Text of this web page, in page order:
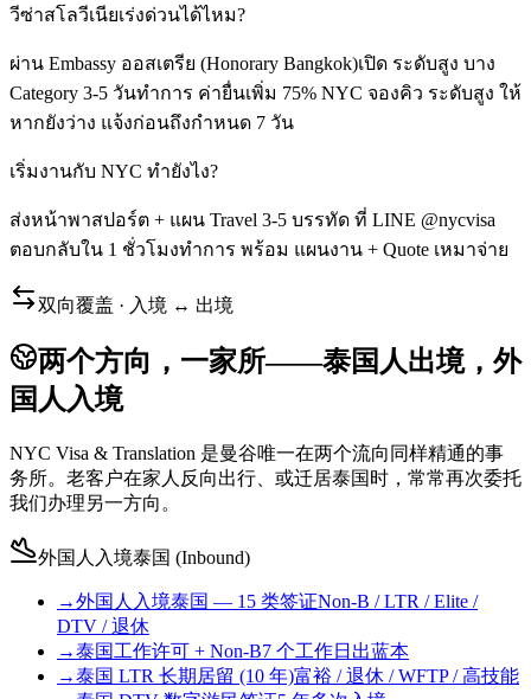
วีซ่าสโลวีเนียเร่งด่วนได้ไหม?
ผ่าน Embassy ออสเตรีย (Honorary Bangkok)เปิด ระดับสูง บาง
Category 3-5 วันทำการ ค่ายื่นเพิ่ม 75% NYC จองคิว ระดับสูง ให้
หากยังว่าง แจ้งก่อนถึงกำหนด 7 วัน
เริ่มงานกับ NYC ทำยังไง?
ส่งหน้าพาสปอร์ต + แผน Travel 3-5 บรรทัด ที่ LINE @nycvisa
ตอบกลับใน 1 ชั่วโมงทำการ พร้อม แผนงาน + Quote เหมาจ่าย
双向覆盖 · 入境 ↔ 出境
两个方向，一家所——泰国人出境，外
国人入境
NYC Visa & Translation 是曼谷唯一在两个流向同样精通的事
务所。老客户在家人反向出行、或迁居泰国时，常常再次委托
我们办理另一方向。
外国人入境泰国 (Inbound)
→外国人入境泰国 — 15 类签证Non-B / LTR / Elite /
DTV / 退休
→泰国工作许可 + Non-B7 个工作日出蓝本
→泰国 LTR 长期居留 (10 年)富裕 / 退休 / WFTP / 高技能